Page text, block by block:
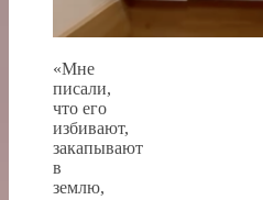
«Мне
писали,
что его
избивают,
закапывают
в
землю,